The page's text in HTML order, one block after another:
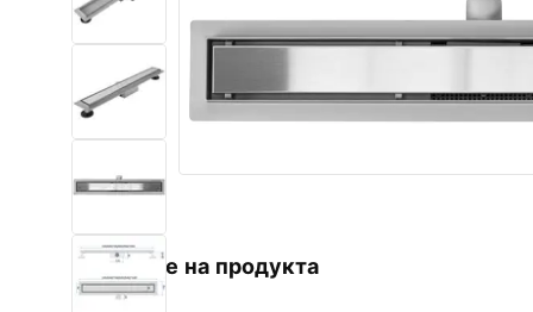
Смесители за баня
Душ панели
Кухня
Аксесоари и мебели за баня
Описание на продукта